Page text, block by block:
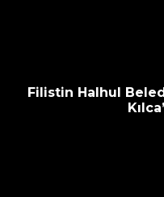
Filistin Halhul